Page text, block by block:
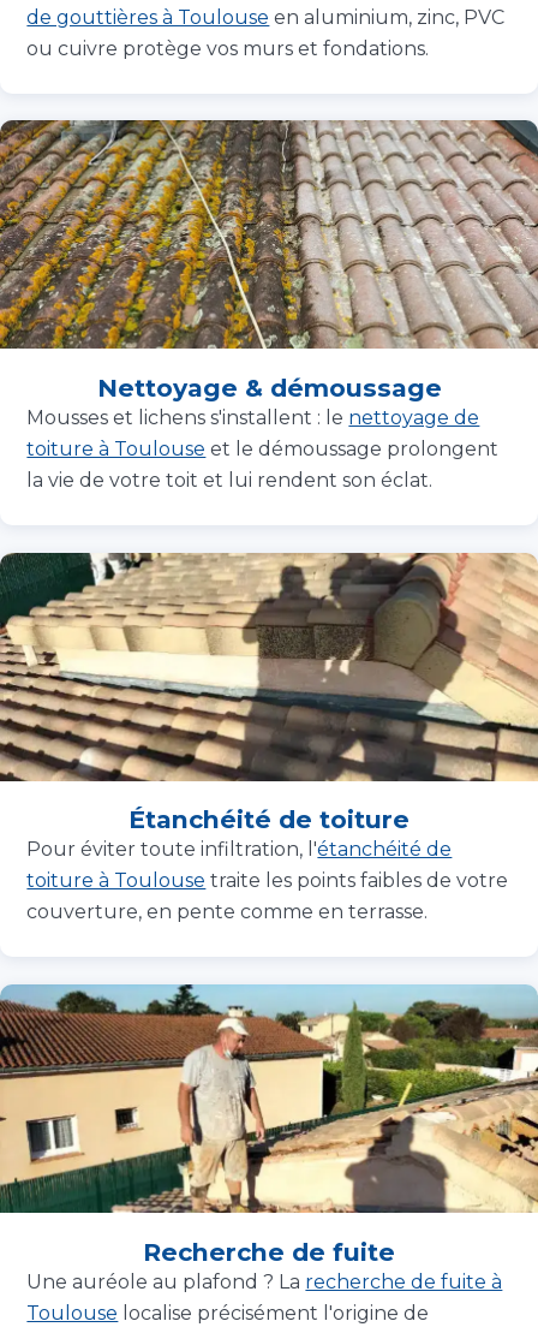
de gouttières à Toulouse en aluminium, zinc, PVC
ou cuivre protège vos murs et fondations.
Nettoyage & démoussage
Mousses et lichens s'installent : le nettoyage de
toiture à Toulouse et le démoussage prolongent
la vie de votre toit et lui rendent son éclat.
Étanchéité de toiture
Pour éviter toute infiltration, l'étanchéité de
toiture à Toulouse traite les points faibles de votre
couverture, en pente comme en terrasse.
Recherche de fuite
Une auréole au plafond ? La recherche de fuite à
Toulouse localise précisément l'origine de